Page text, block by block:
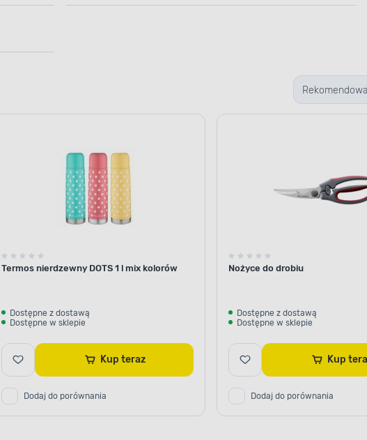
Termos nierdzewny DOTS 1 l mix kolorów
Dostępne z dostawą
Dostępne w sklepie
Kup teraz
Dodaj do porównania
Nożyce do drobiu
Dostępne z dostawą
Dostępne w sklepie
Kup
Dodaj do porównania